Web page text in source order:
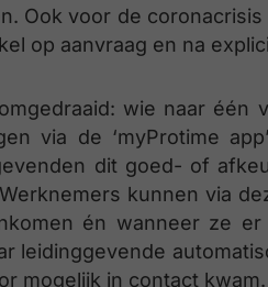
Ook voor de
op aanvraag en na
wie naar één
via de ‘myProtime
dit goed- of
kunnen via
én wanneer ze
leidinggevende
mogelijk in contact kwam.